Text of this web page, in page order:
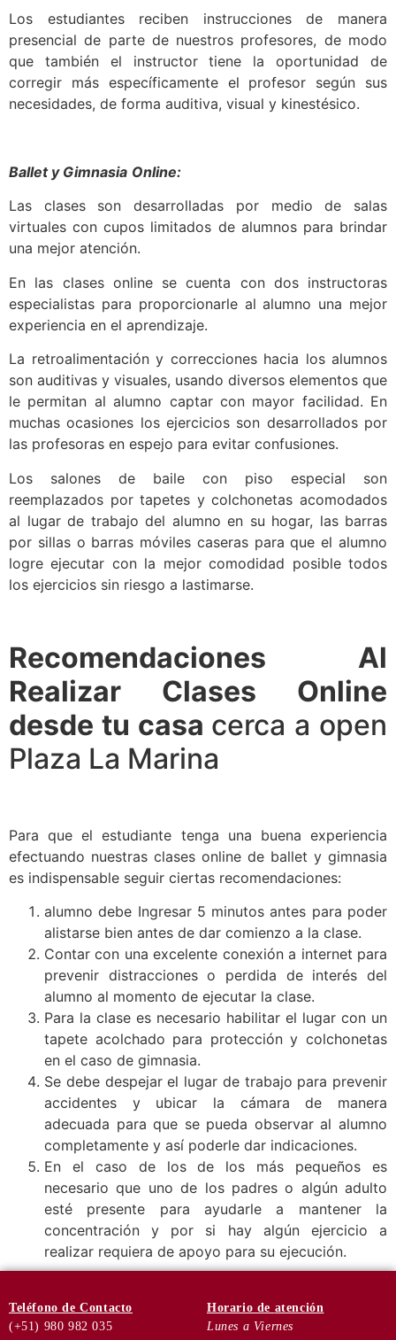
Los estudiantes reciben instrucciones de manera
presencial de parte de nuestros profesores, de modo
que también el instructor tiene la oportunidad de
corregir más específicamente el profesor según sus
necesidades, de forma auditiva, visual y kinestésico.
Ballet y Gimnasia Online:
Las clases son desarrolladas por medio de salas
virtuales con cupos limitados de alumnos para brindar
una mejor atención.
En las clases online se cuenta con dos instructoras
especialistas para proporcionarle al alumno una mejor
experiencia en el aprendizaje.
La retroalimentación y correcciones hacia los alumnos
son auditivas y visuales, usando diversos elementos que
le permitan al alumno captar con mayor facilidad. En
muchas ocasiones los ejercicios son desarrollados por
las profesoras en espejo para evitar confusiones.
Los salones de baile con piso especial son
reemplazados por tapetes y colchonetas acomodados
al lugar de trabajo del alumno en su hogar, las barras
por sillas o barras móviles caseras para que el alumno
logre ejecutar con la mejor comodidad posible todos
los ejercicios sin riesgo a lastimarse.
Recomendaciones Al
Realizar Clases Online
desde tu casa cerca a open
Plaza La Marina
Para que el estudiante tenga una buena experiencia
efectuando nuestras clases online de ballet y gimnasia
es indispensable seguir ciertas recomendaciones:
alumno debe Ingresar 5 minutos antes para poder
alistarse bien antes de dar comienzo a la clase.
Contar con una excelente conexión a internet para
prevenir distracciones o perdida de interés del
alumno al momento de ejecutar la clase.
Para la clase es necesario habilitar el lugar con un
tapete acolchado para protección y colchonetas
en el caso de gimnasia.
Se debe despejar el lugar de trabajo para prevenir
accidentes y ubicar la cámara de manera
adecuada para que se pueda observar al alumno
completamente y así poderle dar indicaciones.
En el caso de los de los más pequeños es
necesario que uno de los padres o algún adulto
esté presente para ayudarle a mantener la
concentración y por si hay algún ejercicio a
realizar requiera de apoyo para su ejecución.
Teléfono de Contacto
(+51) 980 982 035
Horario de atención
Lunes a Viernes